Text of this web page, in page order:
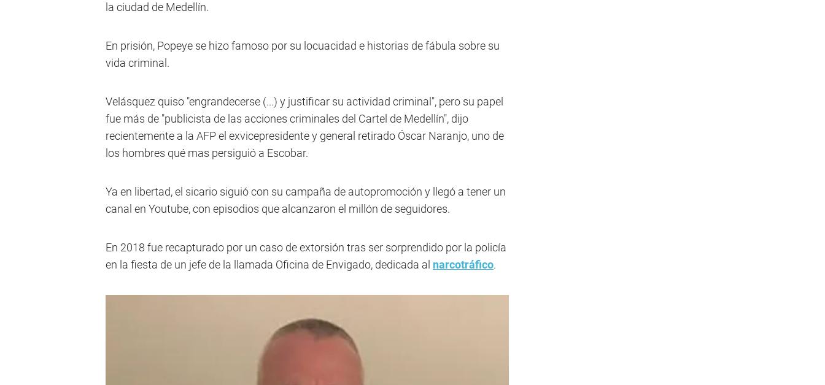
la ciudad de Medellín.
En prisión, Popeye se hizo famoso por su locuacidad e historias de fábula sobre su
vida criminal.
Velásquez quiso "engrandecerse (...) y justificar su actividad criminal", pero su papel
fue más de "publicista de las acciones criminales del Cartel de Medellín", dijo
recientemente a la AFP el exvicepresidente y general retirado Óscar Naranjo, uno de
los hombres qué mas persiguió a Escobar.
Ya en libertad, el sicario siguió con su campaña de autopromoción y llegó a tener un
canal en Youtube, con episodios que alcanzaron el millón de seguidores.
En 2018 fue recapturado por un caso de extorsión tras ser sorprendido por la policía
en la fiesta de un jefe de la llamada Oficina de Envigado, dedicada al narcotráfico.